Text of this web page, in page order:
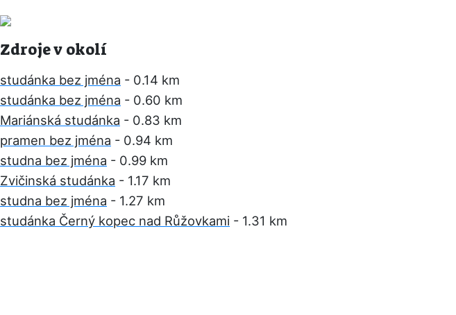
Zdroje v okolí
studánka bez jména - 0.14 km
studánka bez jména - 0.60 km
Mariánská studánka - 0.83 km
pramen bez jména - 0.94 km
studna bez jména - 0.99 km
Zvičinská studánka - 1.17 km
studna bez jména - 1.27 km
studánka Černý kopec nad Růžovkami - 1.31 km